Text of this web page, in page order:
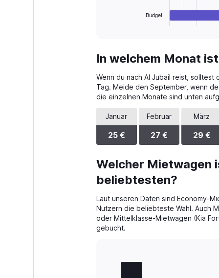
Range:
categories.
The
chart
has
1
Y
axis
displaying
Range:
0
to
Budget
In welchem Monat
Wenn du nach Al Jubail reist,
Tag. Meide den September, wenn
die einzelnen Monate sind unten
Januar
25 €
Februar
27 €
März
29 €
Welcher Mietwagen
beliebtesten?
Laut unseren Daten sind Economy-
Nutzern die beliebteste Wahl. Auch
oder Mittelklasse-Mietwagen (Kia
gebucht.